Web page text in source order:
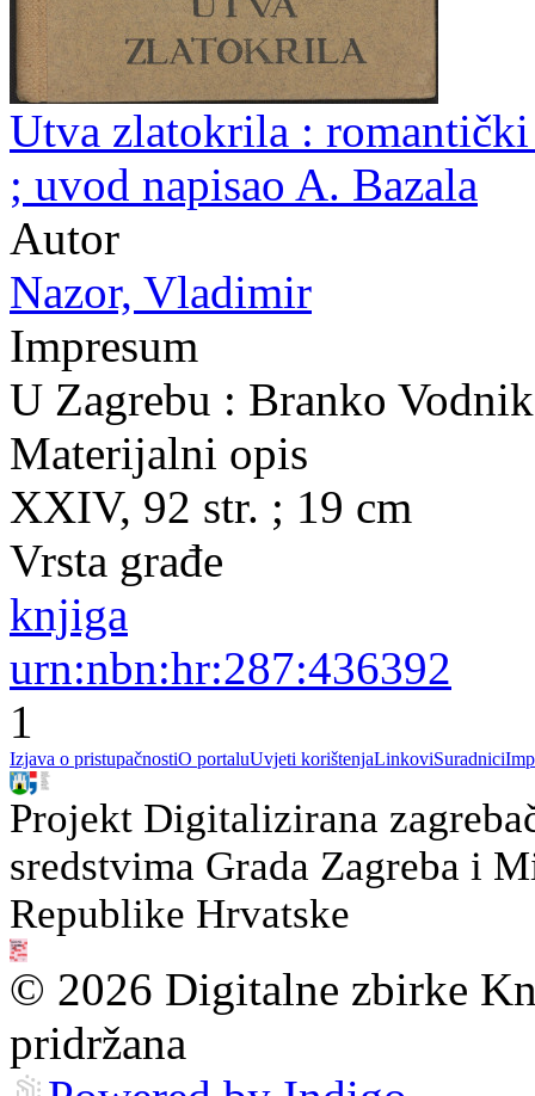
Utva zlatokrila :
; uvod napisao A. Bazala
Autor
Nazor, Vladimir
Impresum
U Zagrebu : Branko
Materijalni opis
XXIV, 92 str. ; 19 cm
Vrsta građe
knjiga
urn:nbn:hr:287:436392
1
Izjava o pristupačnostiO portaluUvjeti korištenjaLinkoviSuradnici
Projekt Digitalizirana
sredstvima Grada Zagreba i
Republike Hrvatske
© 2026 Digitalne zbirke
pridržana